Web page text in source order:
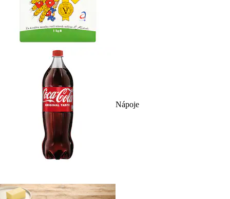
Nápoje